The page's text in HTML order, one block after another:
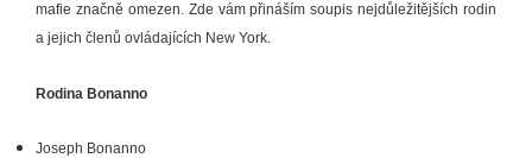
mafie značně omezen. Zde vám přináším soupis nejdůležitějších rodin
a jejich členů ovládajících New York.
Rodina Bonanno
Joseph Bonanno